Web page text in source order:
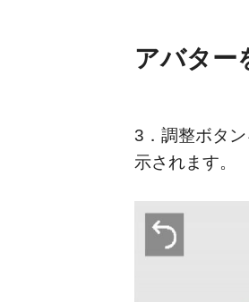
アバター
3．調整ボタ
示されます。